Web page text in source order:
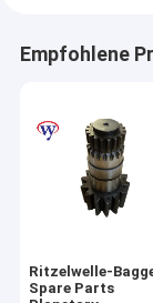
Empfohlene
Ritzelwelle-
Spare Parts